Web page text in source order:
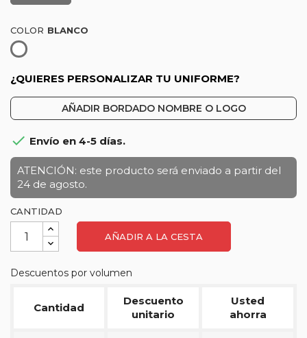
COLOR
Blanco
¿QUIERES PERSONALIZAR TU UNIFORME?
AÑADIR BORDADO NOMBRE O LOGO
 Envío en 4-5 días.
ATENCIÓN: este producto será enviado a partir del
24 de agosto.
CANTIDAD
AÑADIR A LA CESTA
Descuentos por volumen
Cantidad
Descuento
unitario
Usted
ahorra